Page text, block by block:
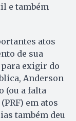
e também
atos
de sua
exigir do
Anderson
(ou a falta
em atos
também deu